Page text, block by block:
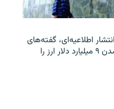
اطلاعیه‌ای، گفته‌های
یک نماینده مجلس درباره گم شدن ۹ میلیارد دلار ارز را